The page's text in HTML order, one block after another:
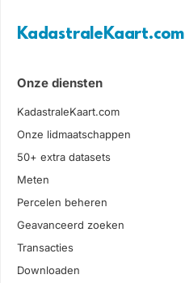
KadastraleKaart.com
Onze diensten
KadastraleKaart.com
Onze lidmaatschappen
50+ extra datasets
Meten
Percelen beheren
Geavanceerd zoeken
Transacties
Downloaden